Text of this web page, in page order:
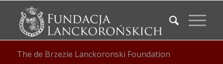
The de Brzezie Lanckoronski Foundation